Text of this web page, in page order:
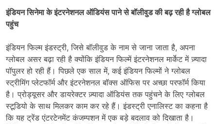
इंडियन सिनेमा के इंटरनेशनल ऑडियंस पाने से बॉलीवुड की बढ़ रही है ग्लोबल
पहुंच
इंडियन फिल्म इंडस्ट्री, जिसे बॉलीवुड के नाम से जाना जाता है, अपना
ग्लोबल असर बढ़ा रही है क्योंकि इंडियन फिल्में इंटरनेशनल मार्केट में ज़्यादा
पॉपुलर हो रही हैं। पिछले एक साल में, कई इंडियन फिल्मों ने ग्लोबल
स्ट्रीमिंग प्लेटफॉर्म और इंटरनेशनल बॉक्स ऑफिस पर अच्छा परफॉर्म किया
है। प्रोड्यूसर और डायरेक्टर ज़्यादा ऑडियंस तक पहुंचने के लिए ग्लोबल
स्टूडियो के साथ मिलकर काम कर रहे हैं। इंडस्ट्री एनालिस्ट का कहना है
कि यह ट्रेंड एंटरटेनमेंट कंजम्पशन में एक बड़े बदलाव को दिखाता है।